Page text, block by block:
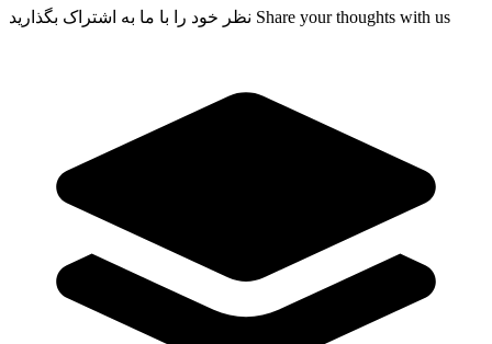
نظر خود را با ما به اشتراک بگذارید Share your thoughts with us